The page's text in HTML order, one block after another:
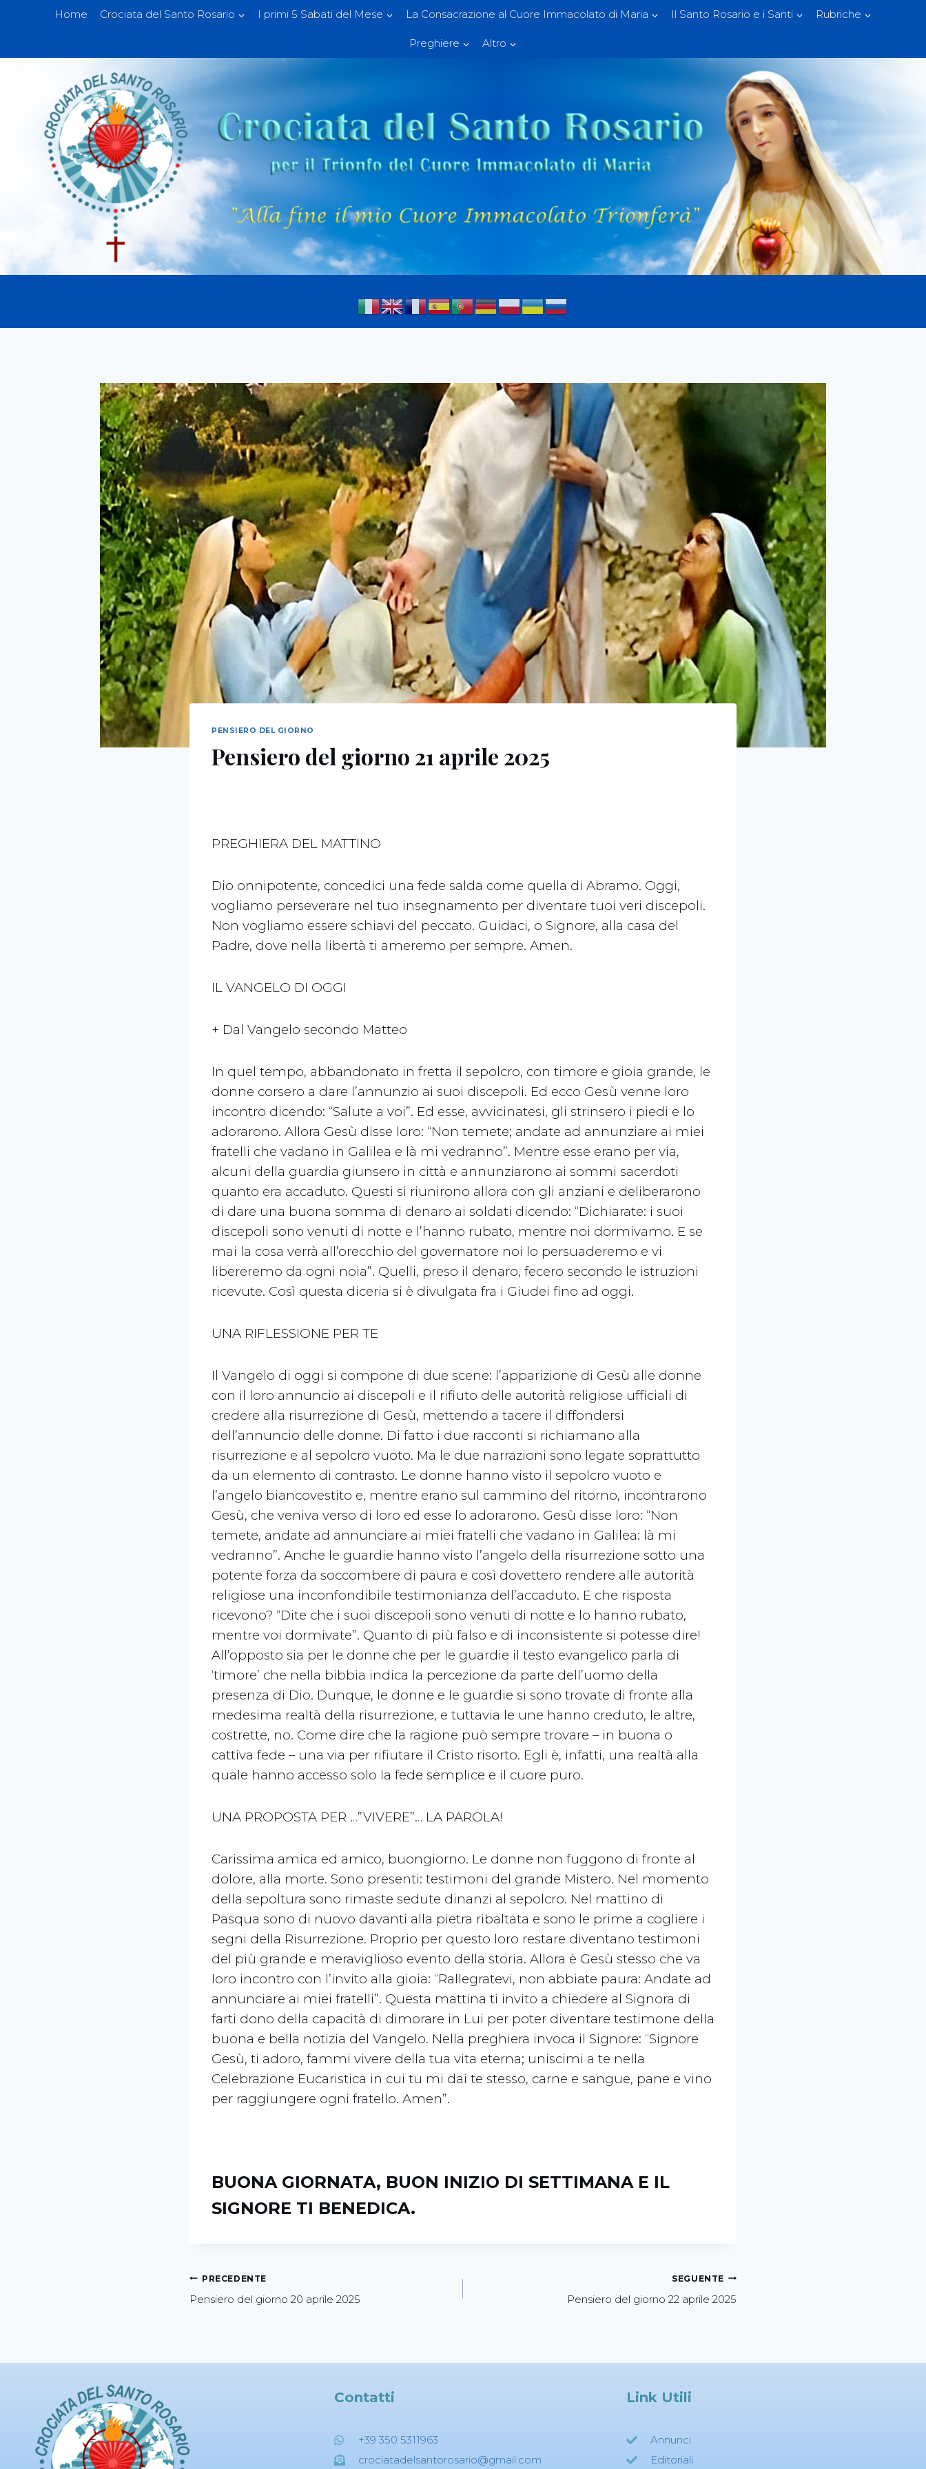
Home Crociata del Santo Rosario I primi 5 Sabati del Mese La Consacrazione al Cuore Immacolato di Maria Il Santo Rosario e i Santi Rubriche
Preghiere Altro
PENSIERO DEL GIORNO
Pensiero del giorno 21 aprile 2025
PREGHIERA DEL MATTINO
Dio onnipotente, concedici una fede salda come quella di Abramo. Oggi,
vogliamo perseverare nel tuo insegnamento per diventare tuoi veri discepoli.
Non vogliamo essere schiavi del peccato. Guidaci, o Signore, alla casa del
Padre, dove nella libertà ti ameremo per sempre. Amen.
IL VANGELO DI OGGI
+ Dal Vangelo secondo Matteo
In quel tempo, abbandonato in fretta il sepolcro, con timore e gioia grande, le
donne corsero a dare l’annunzio ai suoi discepoli. Ed ecco Gesù venne loro
incontro dicendo: “Salute a voi”. Ed esse, avvicinatesi, gli strinsero i piedi e lo
adorarono. Allora Gesù disse loro: “Non temete; andate ad annunziare ai miei
fratelli che vadano in Galilea e là mi vedranno”. Mentre esse erano per via,
alcuni della guardia giunsero in città e annunziarono ai sommi sacerdoti
quanto era accaduto. Questi si riunirono allora con gli anziani e deliberarono
di dare una buona somma di denaro ai soldati dicendo: “Dichiarate: i suoi
discepoli sono venuti di notte e l’hanno rubato, mentre noi dormivamo. E se
mai la cosa verrà all’orecchio del governatore noi lo persuaderemo e vi
libereremo da ogni noia”. Quelli, preso il denaro, fecero secondo le istruzioni
ricevute. Così questa diceria si è divulgata fra i Giudei fino ad oggi.
UNA RIFLESSIONE PER TE
Il Vangelo di oggi si compone di due scene: l’apparizione di Gesù alle donne
con il loro annuncio ai discepoli e il rifiuto delle autorità religiose ufficiali di
credere alla risurrezione di Gesù, mettendo a tacere il diffondersi
dell’annuncio delle donne. Di fatto i due racconti si richiamano alla
risurrezione e al sepolcro vuoto. Ma le due narrazioni sono legate soprattutto
da un elemento di contrasto. Le donne hanno visto il sepolcro vuoto e
l’angelo biancovestito e, mentre erano sul cammino del ritorno, incontrarono
Gesù, che veniva verso di loro ed esse lo adorarono. Gesù disse loro: “Non
temete, andate ad annunciare ai miei fratelli che vadano in Galilea: là mi
vedranno”. Anche le guardie hanno visto l’angelo della risurrezione sotto una
potente forza da soccombere di paura e così dovettero rendere alle autorità
religiose una inconfondibile testimonianza dell’accaduto. E che risposta
ricevono? “Dite che i suoi discepoli sono venuti di notte e lo hanno rubato,
mentre voi dormivate”. Quanto di più falso e di inconsistente si potesse dire!
All’opposto sia per le donne che per le guardie il testo evangelico parla di
‘timore’ che nella bibbia indica la percezione da parte dell’uomo della
presenza di Dio. Dunque, le donne e le guardie si sono trovate di fronte alla
medesima realtà della risurrezione, e tuttavia le une hanno creduto, le altre,
costrette, no. Come dire che la ragione può sempre trovare – in buona o
cattiva fede – una via per rifiutare il Cristo risorto. Egli è, infatti, una realtà alla
quale hanno accesso solo la fede semplice e il cuore puro.
UNA PROPOSTA PER …”VIVERE”… LA PAROLA!
Carissima amica ed amico, buongiorno. Le donne non fuggono di fronte al
dolore, alla morte. Sono presenti: testimoni del grande Mistero. Nel momento
della sepoltura sono rimaste sedute dinanzi al sepolcro. Nel mattino di
Pasqua sono di nuovo davanti alla pietra ribaltata e sono le prime a cogliere i
segni della Risurrezione. Proprio per questo loro restare diventano testimoni
del più grande e meraviglioso evento della storia. Allora è Gesù stesso che va
loro incontro con l’invito alla gioia: “Rallegratevi, non abbiate paura: Andate ad
annunciare ai miei fratelli”. Questa mattina ti invito a chiedere al Signora di
farti dono della capacità di dimorare in Lui per poter diventare testimone della
buona e bella notizia del Vangelo. Nella preghiera invoca il Signore: “Signore
Gesù, ti adoro, fammi vivere della tua vita eterna; uniscimi a te nella
Celebrazione Eucaristica in cui tu mi dai te stesso, carne e sangue, pane e vino
per raggiungere ogni fratello. Amen”.
BUONA GIORNATA, BUON INIZIO DI SETTIMANA E IL
SIGNORE TI BENEDICA.
PRECEDENTE
Pensiero del giorno 20 aprile 2025
SEGUENTE
Pensiero del giorno 22 aprile 2025
Contatti
+39 350 5311963
crociatadelsantorosario@gmail.com
Link Utili
Annunci
Editoriali